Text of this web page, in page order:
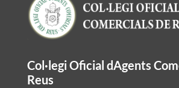
Col·legi Oficial dAgents
Reus